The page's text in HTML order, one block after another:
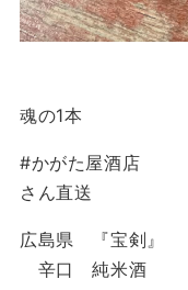
魂の1本
#かがた屋酒店
さん直送
広島県 『宝剣』
辛口 純米酒